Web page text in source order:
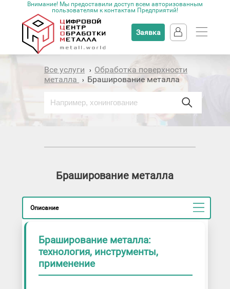
Внимание! Мы предоставили доступ всем авторизованным
пользователям к контактам Предприятий!
Заявка
Все услуги › Обработка поверхности
металла
› Браширование металла
Браширование металла
Описание
Браширование металла:
технология, инструменты,
применение